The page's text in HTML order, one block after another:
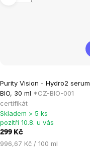
Purity Vision - Hydro2 serum
BIO, 30 ml *CZ-BIO-001
certifikát
hodnocení
produktu
je
5,0
z
Skladem > 5 ks
pozítří 10.8. u vás
299 Kč
Měrná
996,67 Kč / 100 ml